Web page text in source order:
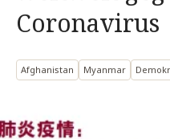
Coronavirus
Afghanistan Myanmar